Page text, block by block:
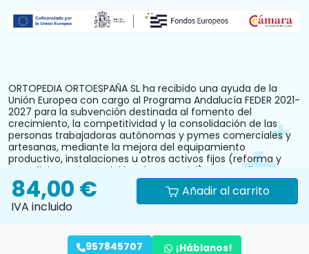
ORTOPEDIA ORTOESPAÑA SL ha recibido una ayuda de la
Unión Europea con cargo al Programa Andalucía FEDER 2021-
2027 para la subvención destinada al fomento del
crecimiento, la competitividad y la consolidación de las
personas trabajadoras autónomas y pymes comerciales y
artesanas, mediante la mejora del equipamiento
productivo, instalaciones u otros activos fijos (reforma y
acondicionamiento del local comercial). N.º Expediente:
PYM242024CO000000028.
84,00 €
IVA incluido
Añadir al carrito
957845707 ¡Háblanos!